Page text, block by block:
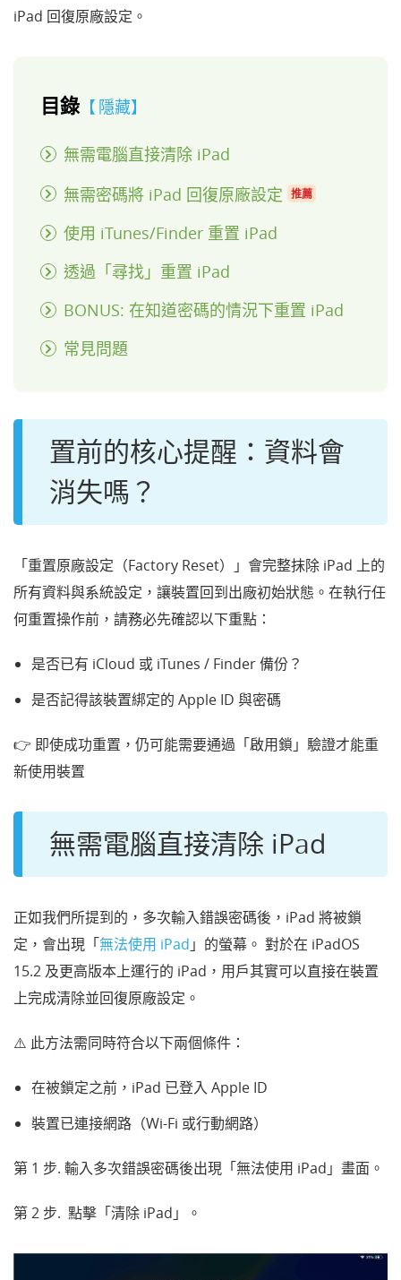
iPad 回復原廠設定。
目錄 隱藏
無需電腦直接清除 iPad
無需密碼將 iPad 回復原廠設定
推薦
使用 iTunes/Finder 重置 iPad
透過「尋找」重置 iPad
BONUS: 在知道密碼的情況下重置 iPad
常見問題
置前的核心提醒：資料會
消失嗎？
「重置原廠設定（Factory Reset）」會完整抹除 iPad 上的
所有資料與系統設定，讓裝置回到出廠初始狀態。在執行任
何重置操作前，請務必先確認以下重點：
是否已有 iCloud 或 iTunes / Finder 備份？
是否記得該裝置綁定的 Apple ID 與密碼
👉 即使成功重置，仍可能需要通過「啟用鎖」驗證才能重
新使用裝置
無需電腦直接清除 iPad
正如我們所提到的，多次輸入錯誤密碼後，iPad 將被鎖
定，會出現「無法使用 iPad 」的螢幕。 對於在 iPadOS
15.2 及更高版本上運行的 iPad，用戶其實可以直接在裝置
上完成清除並回復原廠設定。
⚠️ 此方法需同時符合以下兩個條件：
在被鎖定之前，iPad 已登入 Apple ID
裝置已連接網路（Wi-Fi 或行動網路）
第 1 步. 輸入多次錯誤密碼後出現「無法使用 iPad」畫面。
第 2 步. 點擊「清除 iPad」。